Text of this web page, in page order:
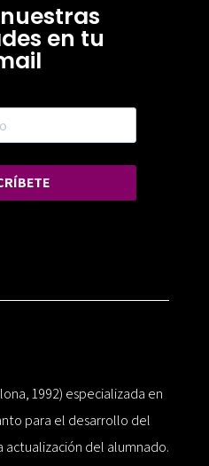
en tu
1992) especializada en
para el desarrollo del
del alumnado.